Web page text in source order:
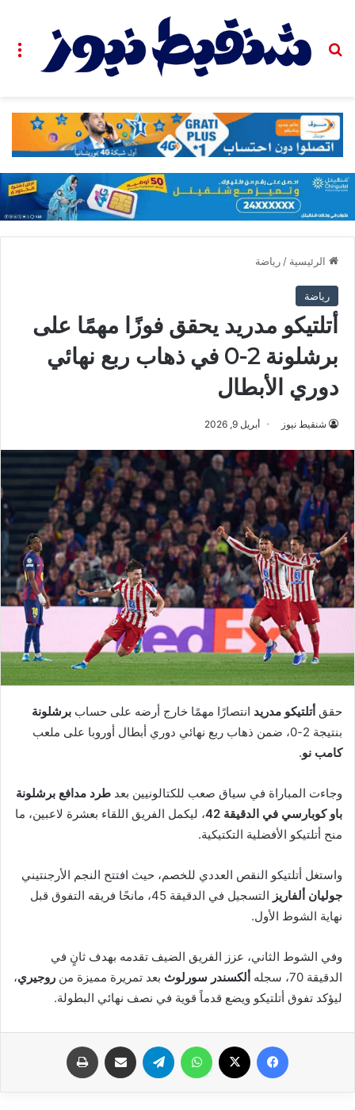
بحث عن
الرئيسية / رياضة
رياضة
أتلتيكو مدريد يحقق فوزًا مهمًا على
برشلونة 2-0 في ذهاب ربع نهائي
دوري الأبطال
شنقيط نيوز أبريل 9, 2026
حقق أتلتيكو مدريد انتصارًا مهمًا خارج أرضه على حساب برشلونة
بنتيجة 2-0، ضمن ذهاب ربع نهائي دوري أبطال أوروبا على ملعب
كامب نو.
وجاءت المباراة في سياق صعب للكتالونيين بعد طرد مدافع برشلونة
باو كوبارسي في الدقيقة 42
، ليكمل الفريق اللقاء بعشرة لاعبين، ما
منح أتلتيكو الأفضلية التكتيكية.
واستغل أتلتيكو النقص العددي للخصم، حيث افتتح النجم الأرجنتيني
جوليان ألفاريز
التسجيل في الدقيقة 45، مانحًا فريقه التفوق قبل
نهاية الشوط الأول.
وفي الشوط الثاني، عزز الفريق الضيف تقدمه بهدف ثانٍ في
الدقيقة 70، سجله
ألكسندر سورلوث بعد تمريرة مميزة من روجيري،
ليؤكد تفوق أتلتيكو ويضع قدماً قوية في نصف نهائي البطولة.
فيسبوك واتساب تيلقرام مشاركة عبر البريد